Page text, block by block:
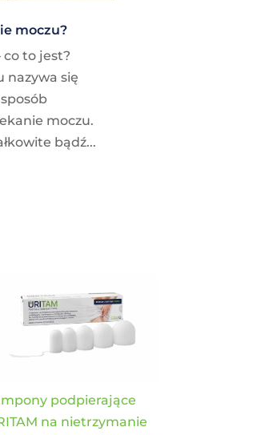
moczu?
to jest?
nazywa się
moczu.
bądź...
podpierające
na nietrzymanie